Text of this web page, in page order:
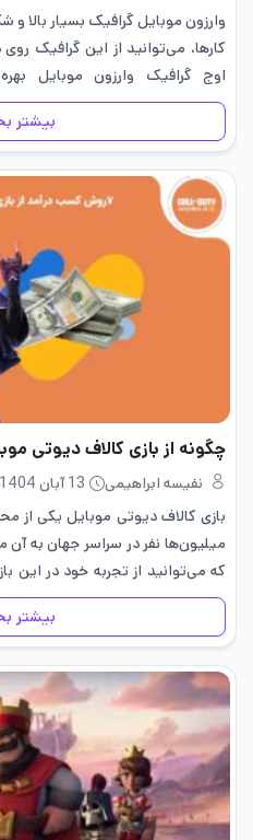
وارزون موبایل گرافیک بسیار بالا و
کارها، می‌توانید از این گرافیک
اوج گرافیک وارزون موبایل
واقع‌گرایانه و شبیه به کنسول روی…
بیشتر
چگونه از بازی کالاف دیوتی
نفیسه ابراهیمی
13 آبان 1404
بازی کالاف دیوتی موبایل یکی از
میلیون‌ها نفر در سراسر جهان به
که می‌توانید از تجربه خود در این
آورید؟ مانند بازی‌های…
بیشتر